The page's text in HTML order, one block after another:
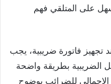
على المتلقي فهم
تجهيز فاتورة ضريبية، يجب
الضريبية بطريقة واضحة
للضرائب بوضوح